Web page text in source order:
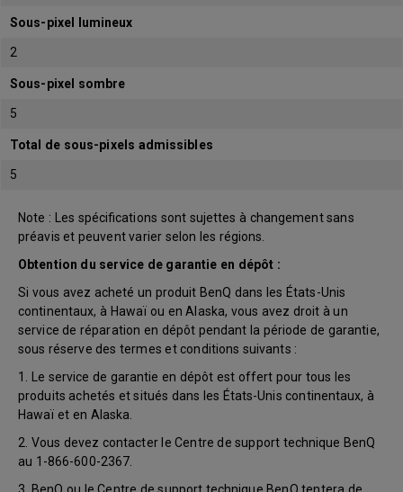
Sous-pixel lumineux
2
Sous-pixel sombre
5
Total de sous-pixels admissibles
5
Note : Les spécifications sont sujettes à changement sans
préavis et peuvent varier selon les régions.
Obtention du service de garantie en dépôt :
Si vous avez acheté un produit BenQ dans les États-Unis
continentaux, à Hawaï ou en Alaska, vous avez droit à un
service de réparation en dépôt pendant la période de garantie,
sous réserve des termes et conditions suivants :
1. Le service de garantie en dépôt est offert pour tous les
produits achetés et situés dans les États-Unis continentaux, à
Hawaï et en Alaska.
2. Vous devez contacter le Centre de support technique BenQ
au 1-866-600-2367.